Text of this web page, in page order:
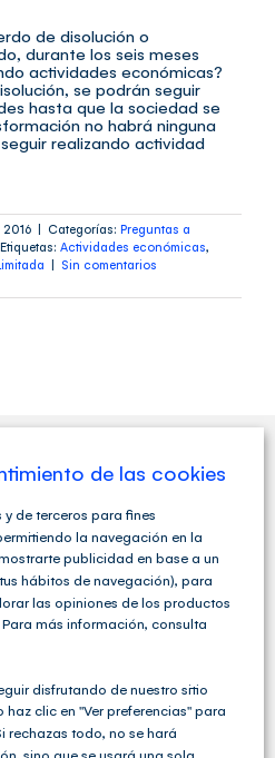
de disolución o
durante los seis meses
actividades económicas?
se podrán seguir
hasta que la sociedad se
no habrá ninguna
realizando actividad
| Categorías: Preguntas a
Etiquetas: Actividades económicas,
| Sin comentarios
de las cookies
de terceros para fines
la navegación en la
publicidad en base a un
hábitos de navegación), para
las opiniones de los productos
más información, consulta
disfrutando de nuestro sitio
clic en "Ver preferencias" para
rechazas todo, no se hará
sino que se usará una sola